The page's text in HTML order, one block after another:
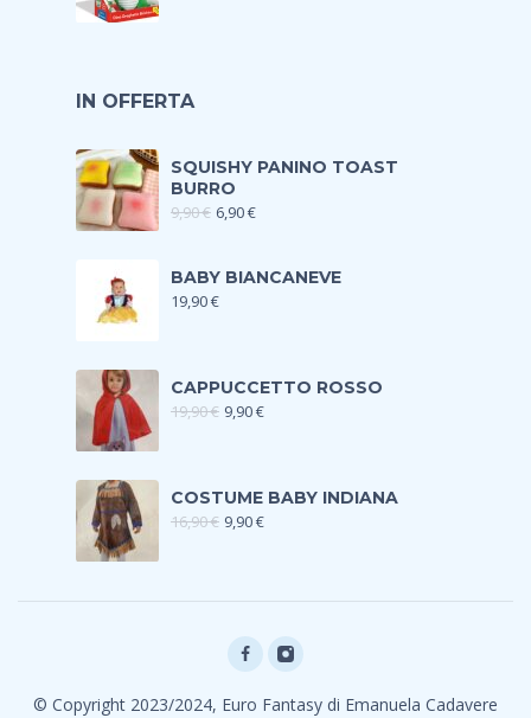
IN OFFERTA
SQUISHY PANINO TOAST
BURRO
9,90€ 6,90€
BABY BIANCANEVE
19,90€
CAPPUCCETTO ROSSO
19,90€ 9,90€
COSTUME BABY INDIANA
16,90€ 9,90€
© Copyright 2023/2024, Euro Fantasy di Emanuela Cadavere